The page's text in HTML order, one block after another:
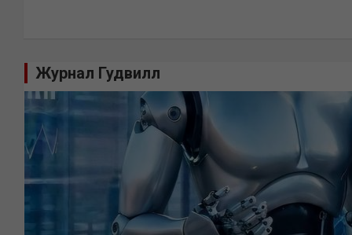
Журнал Гудвилл